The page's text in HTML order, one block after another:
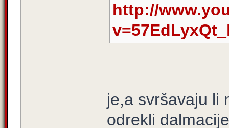
http://
je,a svršavaju li
odrekli